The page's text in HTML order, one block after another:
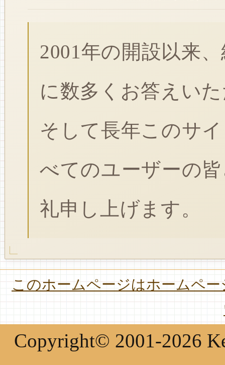
2001年の開設以来
に数多くお答えい
そして長年このサ
べてのユーザーの
礼申し上げます。
このホームページはホームペ
Copyright© 2001-2026